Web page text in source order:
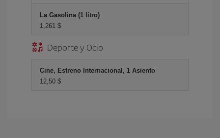
La Gasolina (1 litro)
1,261 $
Deporte y Ocio
Cine, Estreno Internacional, 1 Asiento
12,50 $